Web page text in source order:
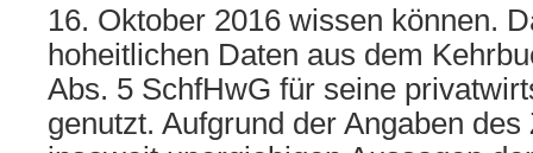
16. Oktober 2016 wissen können.
hoheitlichen Daten aus dem
Abs. 5 SchfHwG für seine
genutzt. Aufgrund der Angaben